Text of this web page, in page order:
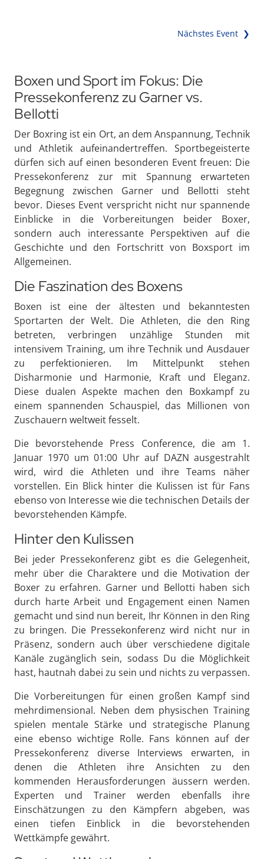
Nächstes Event ❯
Boxen und Sport im Fokus: Die
Pressekonferenz zu Garner vs.
Bellotti
Der Boxring ist ein Ort, an dem Anspannung, Technik
und Athletik aufeinandertreffen. Sportbegeisterte
dürfen sich auf einen besonderen Event freuen: Die
Pressekonferenz zur mit Spannung erwarteten
Begegnung zwischen Garner und Bellotti steht
bevor. Dieses Event verspricht nicht nur spannende
Einblicke in die Vorbereitungen beider Boxer,
sondern auch interessante Perspektiven auf die
Geschichte und den Fortschritt von Boxsport im
Allgemeinen.
Die Faszination des Boxens
Boxen ist eine der ältesten und bekanntesten
Sportarten der Welt. Die Athleten, die den Ring
betreten, verbringen unzählige Stunden mit
intensivem Training, um ihre Technik und Ausdauer
zu perfektionieren. Im Mittelpunkt stehen
Disharmonie und Harmonie, Kraft und Eleganz.
Diese dualen Aspekte machen den Boxkampf zu
einem spannenden Schauspiel, das Millionen von
Zuschauern weltweit fesselt.
Die bevorstehende Press Conference, die am 1.
Januar 1970 um 01:00 Uhr auf DAZN ausgestrahlt
wird, wird die Athleten und ihre Teams näher
vorstellen. Ein Blick hinter die Kulissen ist für Fans
ebenso von Interesse wie die technischen Details der
bevorstehenden Kämpfe.
Hinter den Kulissen
Bei jeder Pressekonferenz gibt es die Gelegenheit,
mehr über die Charaktere und die Motivation der
Boxer zu erfahren. Garner und Bellotti haben sich
durch harte Arbeit und Engagement einen Namen
gemacht und sind nun bereit, Ihr Können in den Ring
zu bringen. Die Pressekonferenz wird nicht nur in
Präsenz, sondern auch über verschiedene digitale
Kanäle zugänglich sein, sodass Du die Möglichkeit
hast, hautnah dabei zu sein und nichts zu verpassen.
Die Vorbereitungen für einen großen Kampf sind
mehrdimensional. Neben dem physischen Training
spielen mentale Stärke und strategische Planung
eine ebenso wichtige Rolle. Fans können auf der
Pressekonferenz diverse Interviews erwarten, in
denen die Athleten ihre Ansichten zu den
kommenden Herausforderungen äussern werden.
Experten und Trainer werden ebenfalls ihre
Einschätzungen zu den Kämpfern abgeben, was
einen tiefen Einblick in die bevorstehenden
Wettkämpfe gewährt.